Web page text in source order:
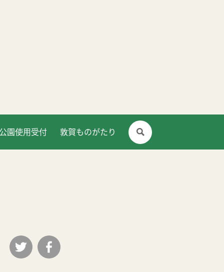
公園使用受付 敦賀ものがたり